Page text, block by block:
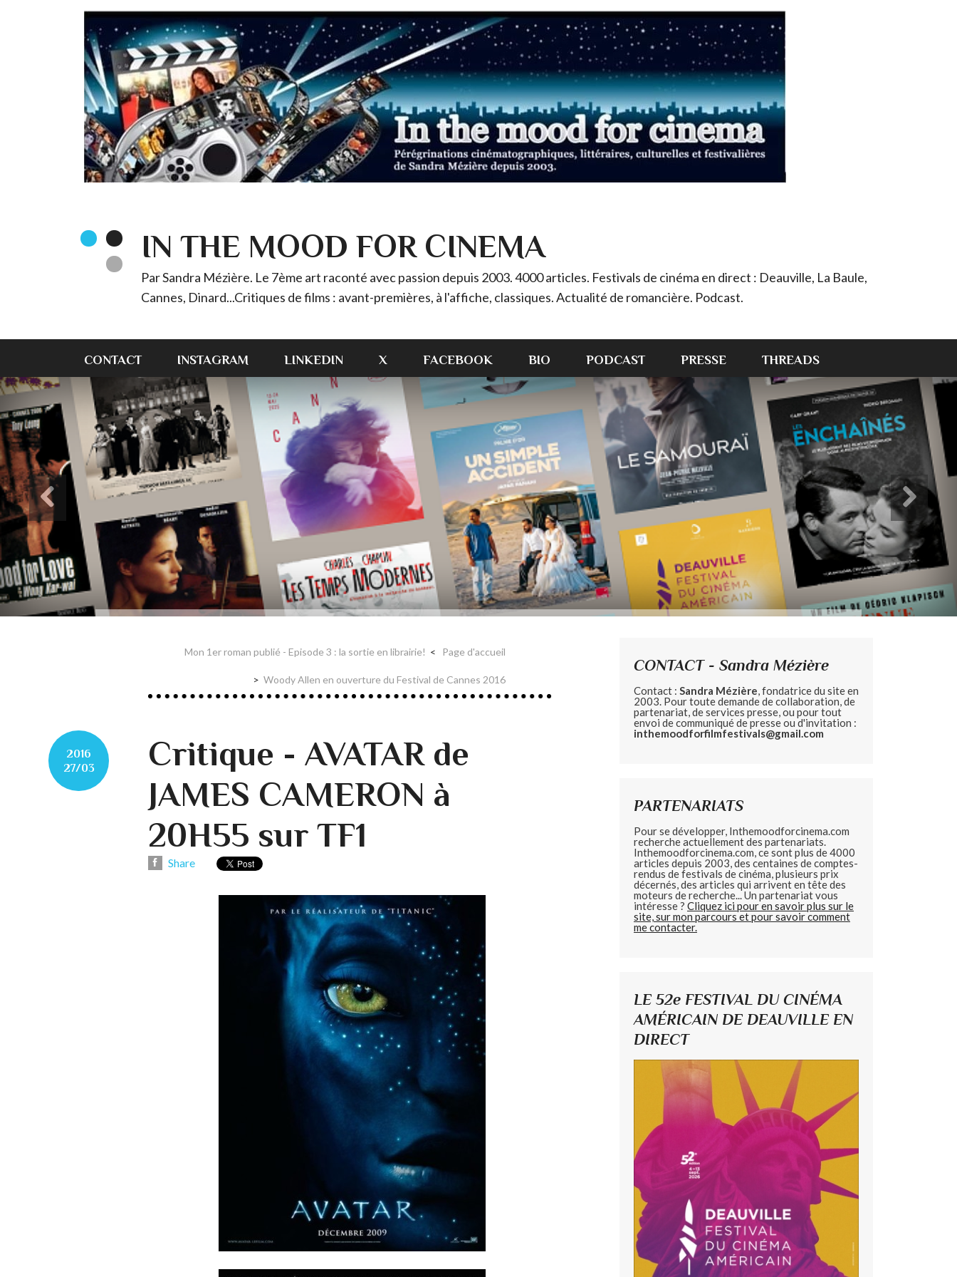
IN THE MOOD FOR CINEMA
Par Sandra Mézière. Le 7ème art raconté avec passion depuis 2003. 4000 articles. Festivals de cinéma en direct : Deauville, La Baule,
Cannes, Dinard...Critiques de films : avant-premières, à l'affiche, classiques. Actualité de romancière. Podcast.
CONTACT INSTAGRAM LINKEDIN X FACEBOOK BIO PODCAST PRESSE THREADS
Mon 1er roman publié - Episode 3 : la sortie en librairie! Page d'accueil
Woody Allen en ouverture du Festival de Cannes 2016
2016
27/03
Critique - AVATAR de
JAMES CAMERON à
20H55 sur TF1
Share
CONTACT - Sandra Mézière
Contact : Sandra Mézière, fondatrice du site en
2003. Pour toute demande de collaboration, de
partenariat, de services presse, ou pour tout
envoi de communiqué de presse ou d'invitation :
inthemoodforfilmfestivals@gmail.com
PARTENARIATS
Pour se développer, Inthemoodforcinema.com
recherche actuellement des partenariats.
Inthemoodforcinema.com, ce sont plus de 4000
articles depuis 2003, des centaines de comptes-
rendus de festivals de cinéma, plusieurs prix
décernés, des articles qui arrivent en tête des
moteurs de recherche... Un partenariat vous
intéresse ? Cliquez ici pour en savoir plus sur le
site, sur mon parcours et pour savoir comment
me contacter.
LE 52e FESTIVAL DU CINÉMA
AMÉRICAIN DE DEAUVILLE EN
DIRECT